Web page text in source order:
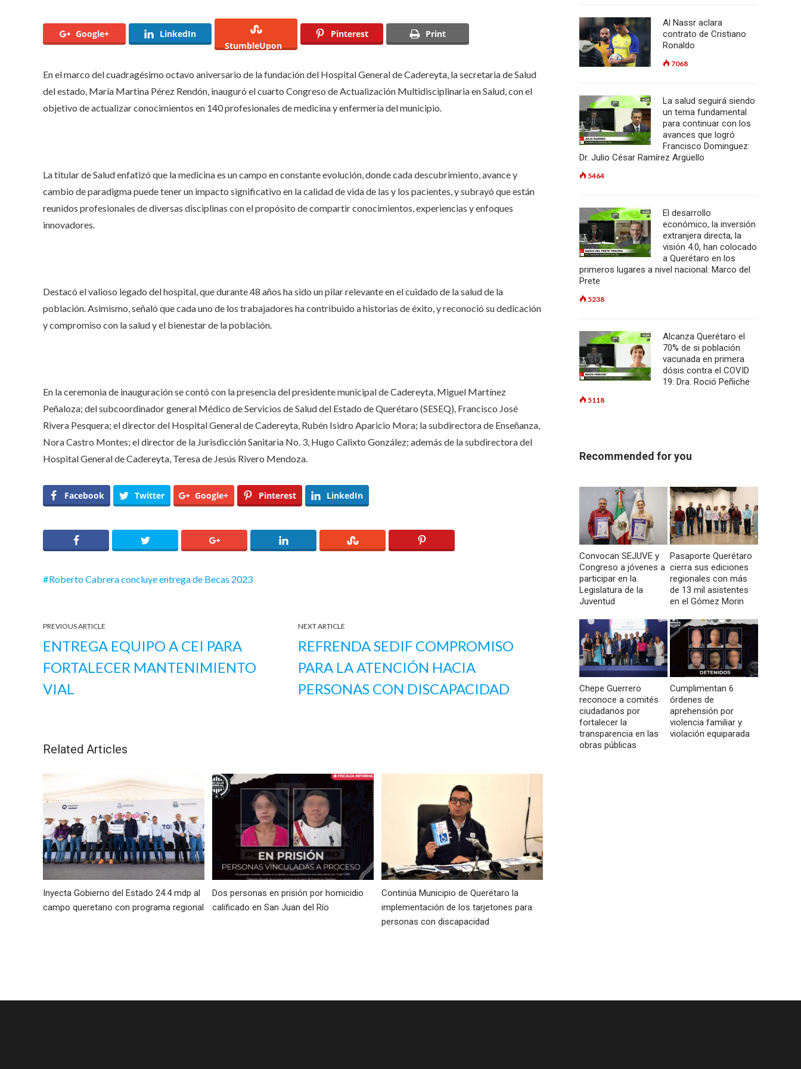
Google+
LinkedIn
StumbleUpon
Pinterest Print
En el marco del cuadragésimo octavo aniversario de la fundación del Hospital General de Cadereyta, la secretaria de Salud
del estado, María Martina Pérez Rendón, inauguró el cuarto Congreso de Actualización Multidisciplinaria en Salud, con el
objetivo de actualizar conocimientos en 140 profesionales de medicina y enfermería del municipio.
La titular de Salud enfatizó que la medicina es un campo en constante evolución, donde cada descubrimiento, avance y
cambio de paradigma puede tener un impacto significativo en la calidad de vida de las y los pacientes, y subrayó que están
reunidos profesionales de diversas disciplinas con el propósito de compartir conocimientos, experiencias y enfoques
innovadores.
Destacó el valioso legado del hospital, que durante 48 años ha sido un pilar relevante en el cuidado de la salud de la
población. Asimismo, señaló que cada uno de los trabajadores ha contribuido a historias de éxito, y reconoció su dedicación
y compromiso con la salud y el bienestar de la población.
En la ceremonia de inauguración se contó con la presencia del presidente municipal de Cadereyta, Miguel Martínez
Peñaloza; del subcoordinador general Médico de Servicios de Salud del Estado de Querétaro (SESEQ), Francisco José
Rivera Pesquera; el director del Hospital General de Cadereyta, Rubén Isidro Aparicio Mora; la subdirectora de Enseñanza,
Nora Castro Montes; el director de la Jurisdicción Sanitaria No. 3, Hugo Calixto González; además de la subdirectora del
Hospital General de Cadereyta, Teresa de Jesús Rivero Mendoza.
Facebook Twitter Google+ Pinterest LinkedIn
Roberto Cabrera concluye entrega de Becas 2023
PREVIOUS ARTICLE
ENTREGA EQUIPO A CEI PARA
FORTALECER MANTENIMIENTO
VIAL
NEXT ARTICLE
REFRENDA SEDIF COMPROMISO
PARA LA ATENCIÓN HACIA
PERSONAS CON DISCAPACIDAD
Related Articles
Inyecta Gobierno del Estado 24.4 mdp al
campo queretano con programa regional
Dos personas en prisión por homicidio
calificado en San Juan del Río
Continúa Municipio de Querétaro la
implementación de los tarjetones para
personas con discapacidad
Al Nassr aclara
contrato de Cristiano
Ronaldo
7068
La salud seguirá siendo
un tema fundamental
para continuar con los
avances que logró
Francisco Dominguez:
Dr. Julio César Ramírez Argüello
5464
El desarrollo
económico, la inversión
extranjera directa, la
visión 4.0, han colocado
a Querétaro en los
primeros lugares a nivel nacional: Marco del
Prete
5238
Alcanza Querétaro el
70% de si población
vacunada en primera
dósis contra el COVID
19: Dra. Roció Peñiche
5118
Recommended for you
Convocan SEJUVE y
Congreso a jóvenes a
participar en la
Legislatura de la
Juventud
Pasaporte Querétaro
cierra sus ediciones
regionales con más
de 13 mil asistentes
en el Gómez Morin
Chepe Guerrero
reconoce a comités
ciudadanos por
fortalecer la
transparencia en las
obras públicas
Cumplimentan 6
órdenes de
aprehensión por
violencia familiar y
violación equiparada